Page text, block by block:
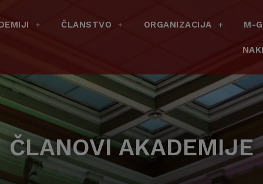
ČLANSTVO ORGANIZACIJA M-
ČLANOVI AKADEMIJE